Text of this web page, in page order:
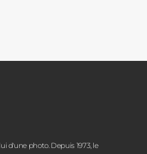
d'une photo. Depuis 1973, le